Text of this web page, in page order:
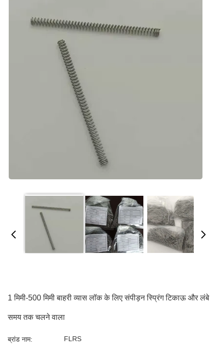
1 मिमी-500 मिमी बाहरी व्यास लॉक के लिए संपीड़न स्प्रिंग टिकाऊ और लंबे
समय तक चलने वाला
ब्रांड नाम: FLRS